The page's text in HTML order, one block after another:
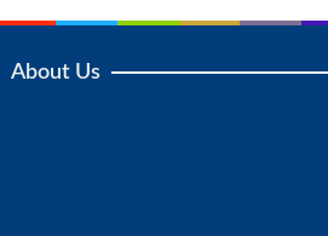
About Us